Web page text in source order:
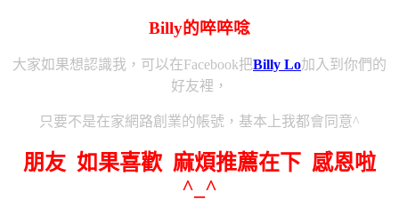
Billy的啐啐唸
大家如果想認識我，可以在Facebook把Billy Lo加入到你們的
好友裡，
只要不是在家網路創業的帳號，基本上我都會同意^
朋友 如果喜歡 麻煩推薦在下 感恩啦
^_^